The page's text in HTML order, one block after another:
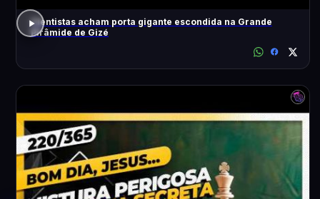
Cientistas acham porta gigante escondida na Grande
Pirâmide de Gizé